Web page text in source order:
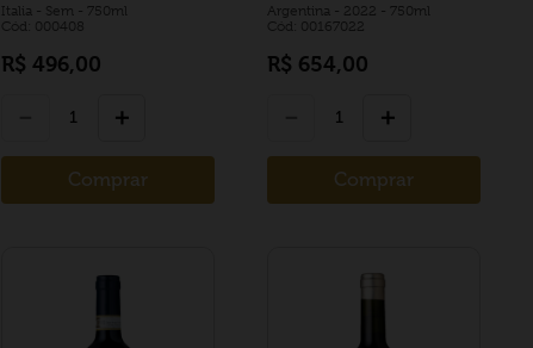
Italia - Sem - 750ml
Cód: 000408
R$ 496,00
＋
Comprar
Argentina- 2022 - 750ml
Cód: 00167022
R$ 654,00
＋
Comprar